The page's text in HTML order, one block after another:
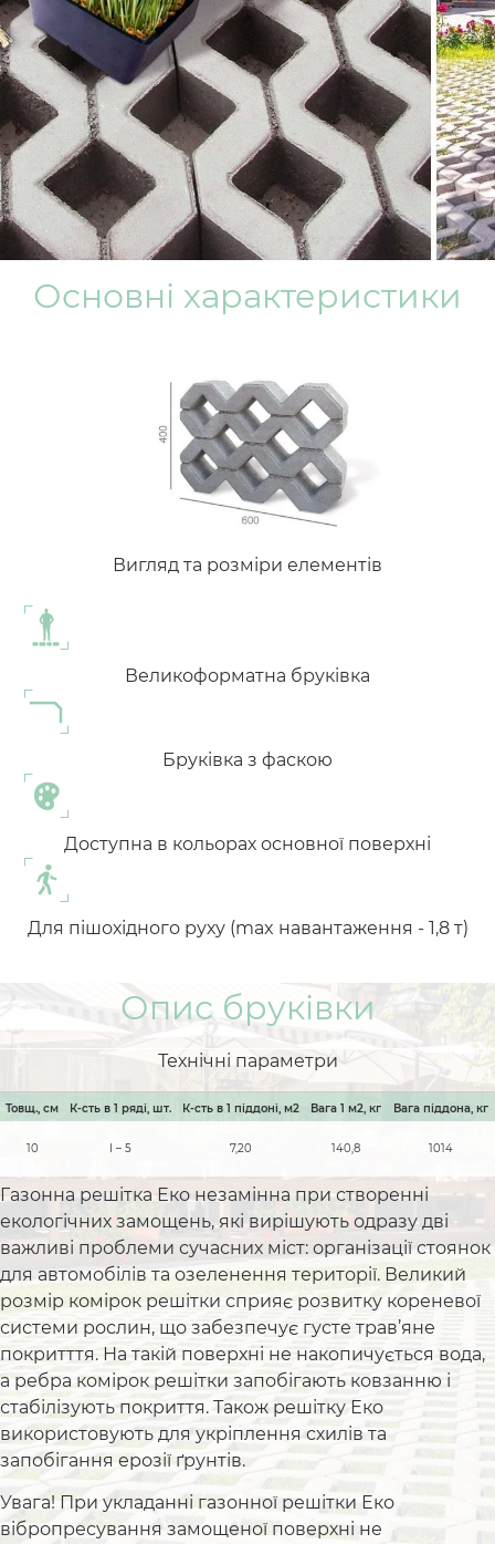
Основні характеристики
Вигляд та розміри елементів
Великоформатна бруківка
Бруківка з фаскою
Доступна в кольорах основної поверхні
Для пішохідного руху (max навантаження - 1,8 т)
Опис бруківки
Технічні параметри
Товщ., см К-сть в 1 ряді, шт. К-сть в 1 піддоні, м2 Вага 1 м2, кг Вага піддона, кг
10 I – 5 7,20 140,8 1014
Газонна решітка Еко незамінна при створенні
екологічних замощень, які вирішують одразу дві
важливі проблеми сучасних міст: організації стоянок
для автомобілів та озеленення території. Великий
розмір комірок решітки сприяє розвитку кореневої
системи рослин, що забезпечує густе трав’яне
покритття. На такій поверхні не накопичується вода,
а ребра комірок решітки запобігають ковзанню і
стабілізують покриття. Також решітку Еко
використовують для укріплення схилів та
запобігання ерозії ґрунтів.
Увага! При укладанні газонної решітки Еко
вібропресування замощеної поверхні не